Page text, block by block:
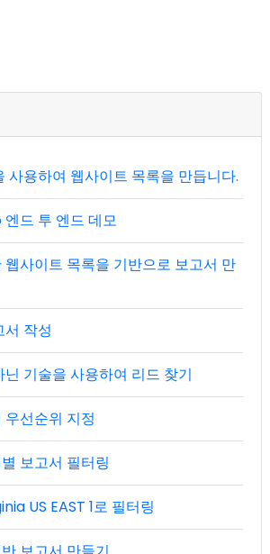
사용하여 웹사이트 목록을 만듭니다.
드 투 엔드 데모
웹사이트 목록을 기반으로 보고서 만
서 작성
기술을 사용하여 리드 찾기
선순위 지정
보고서 필터링
US EAST 1로 필터링